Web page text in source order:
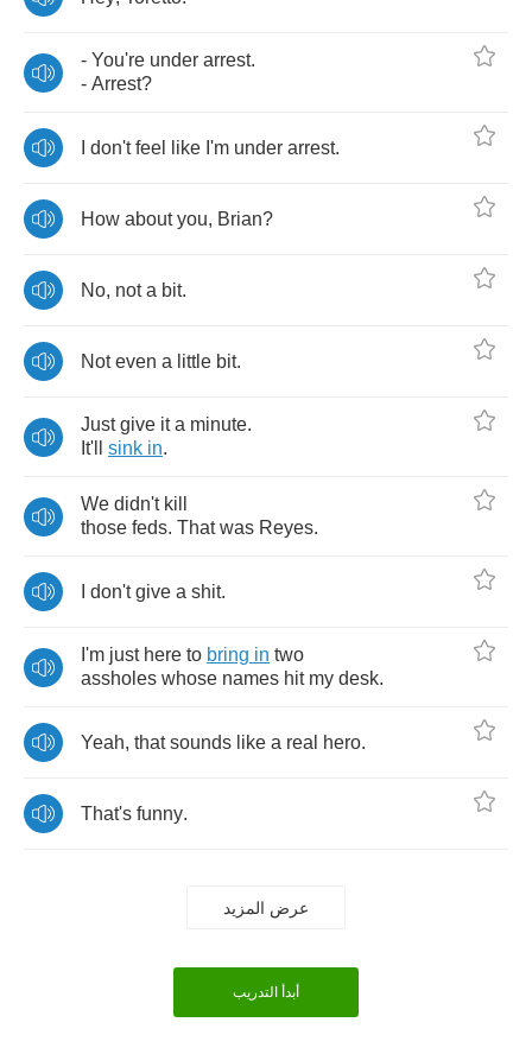
- You're under arrest.
- Arrest?
don't feel like I'm under arrest.
How about you, Brian?
No, not a bit.
Not even a little bit.
Just give it a minute.
It'll
sink in.
We didn't kill
those feds. That was Reyes.
don't give a shit.
I'm just here to bring in two
assholes whose names hit my desk.
Yeah, that sounds like a real hero.
That's funny.
عرض المزيد
أبدأ التدريب